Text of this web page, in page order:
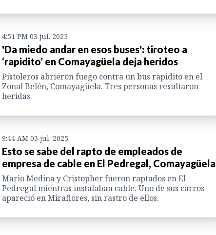
4:51 PM 03 jul. 2025
'Da miedo andar en esos buses': tiroteo a
‘rapidito’ en Comayagüela deja heridos
Pistoleros abrieron fuego contra un bus rapidito en el
Zonal Belén, Comayagüela. Tres personas resultaron
heridas.
9:44 AM 03 jul. 2025
Esto se sabe del rapto de empleados de
empresa de cable en El Pedregal, Comayagüela
Mario Medina y Cristopher fueron raptados en El
Pedregal mientras instalaban cable. Uno de sus carros
apareció en Miraflores, sin rastro de ellos.